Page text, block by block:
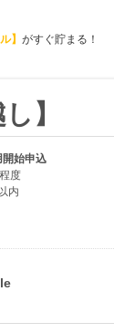
】 がすぐ貯まる！
】
開始申込
度
内